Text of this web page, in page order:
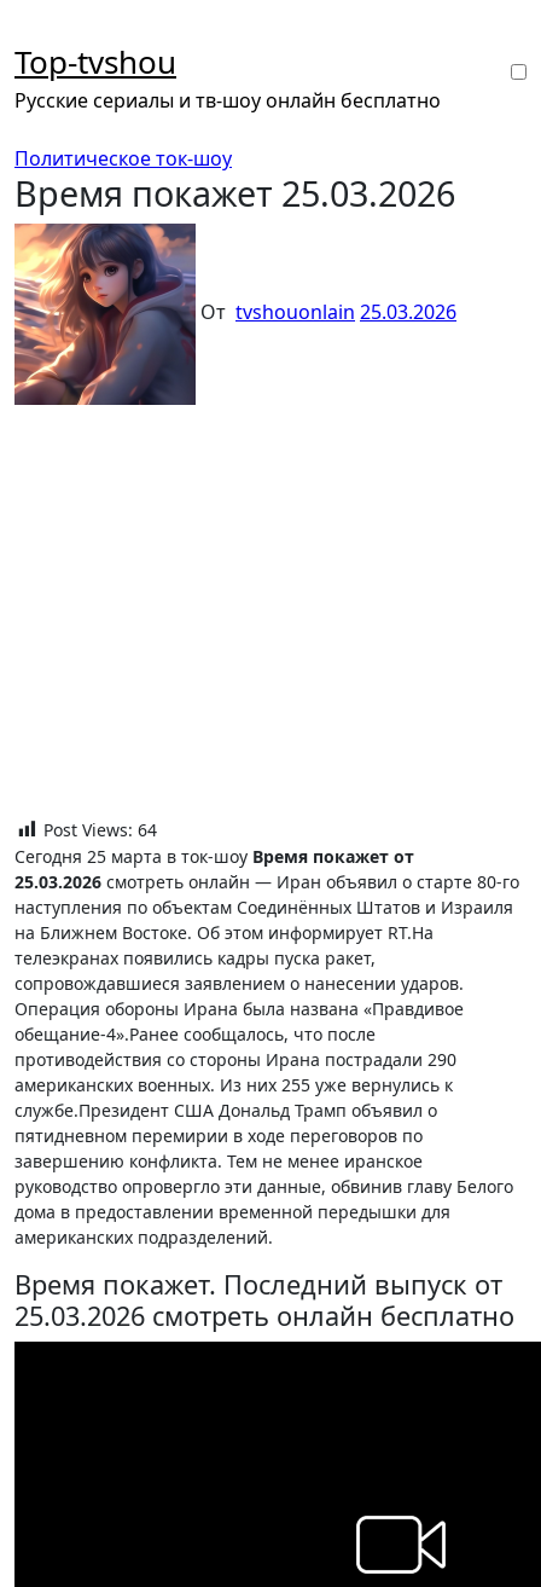
содержанию
Top-tvshou
Русские сериалы и тв-шоу онлайн бесплатно
Политическое ток-шоу
Время покажет 25.03.2026
От tvshouonlain 25.03.2026
Post Views: 64
Сегодня 25 марта в ток-шоу Время покажет от
25.03.2026 смотреть онлайн — Иран объявил о старте 80-го
наступления по объектам Соединённых Штатов и Израиля
на Ближнем Востоке. Об этом информирует RT.На
телеэкранах появились кадры пуска ракет,
сопровождавшиеся заявлением о нанесении ударов.
Операция обороны Ирана была названа «Правдивое
обещание-4».Ранее сообщалось, что после
противодействия со стороны Ирана пострадали 290
американских военных. Из них 255 уже вернулись к
службе.Президент США Дональд Трамп объявил о
пятидневном перемирии в ходе переговоров по
завершению конфликта. Тем не менее иранское
руководство опровергло эти данные, обвинив главу Белого
дома в предоставлении временной передышки для
американских подразделений.
Время покажет. Последний выпуск от
25.03.2026 смотреть онлайн бесплатно